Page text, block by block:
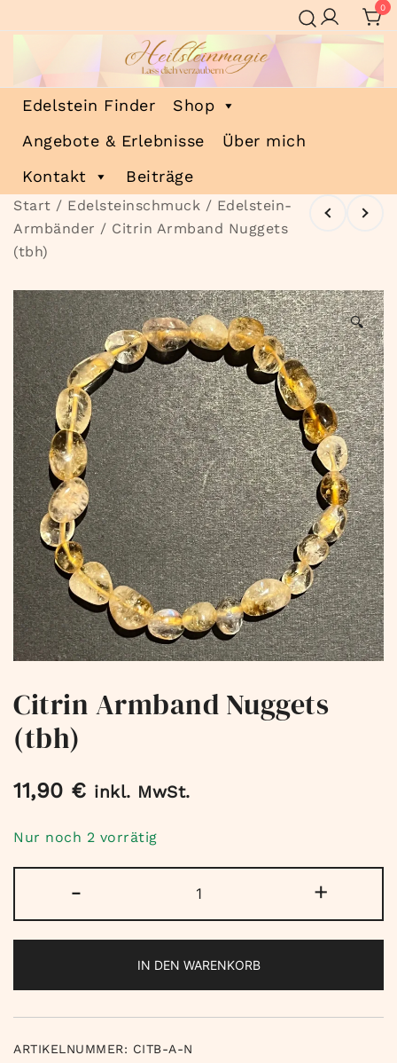
Inhalt
0
Heilsteinmagie
Lass dich verzaubern
Edelstein Finder
Shop
Angebote & Erlebnisse
Über mich
Kontakt
Beiträge
Start / Edelsteinschmuck / Edelstein-
Armbänder / Citrin Armband Nuggets
(tbh)
🔍
Citrin Armband Nuggets
(tbh)
11,90 € inkl. MwSt.
Nur noch 2 vorrätig
-
Armband
Nuggets
Menge
+
IN DEN WARENKORB
ARTIKELNUMMER: CITB-A-N